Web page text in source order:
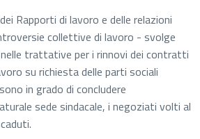
Rapporti di lavoro e delle relazioni
collettive di lavoro - svolge
trattative per i rinnovi dei contratti
su richiesta delle parti sociali
in grado di concludere
sede sindacale, i negoziati volti al